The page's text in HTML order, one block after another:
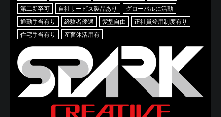
第二新卒可
自社サービス製品あり
グローバルに活動
通勤手当有り
経験者優遇 髪型自由
正社員登用制度有り
住宅手当有り
産育休活用有